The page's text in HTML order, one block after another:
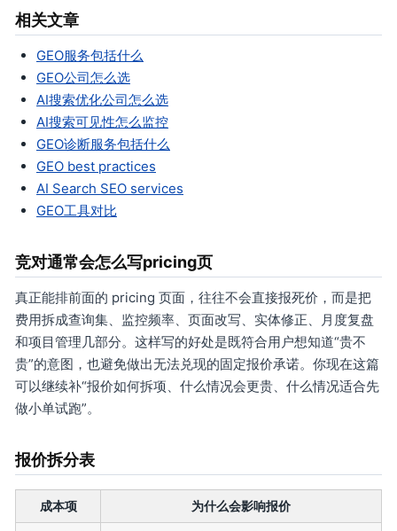
相关文章
GEO服务包括什么
GEO公司怎么选
AI搜索优化公司怎么选
AI搜索可见性怎么监控
GEO诊断服务包括什么
GEO best practices
AI Search SEO services
GEO工具对比
竞对通常会怎么写pricing页
真正能排前面的 pricing 页面，往往不会直接报死价，而是把
费用拆成查询集、监控频率、页面改写、实体修正、月度复盘
和项目管理几部分。这样写的好处是既符合用户想知道“贵不
贵”的意图，也避免做出无法兑现的固定报价承诺。你现在这篇
可以继续补“报价如何拆项、什么情况会更贵、什么情况适合先
做小单试跑”。
报价拆分表
成本项 为什么会影响报价